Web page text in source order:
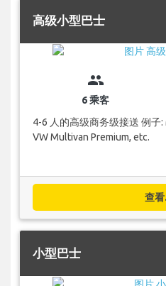
高级小型巴士
group
6 乘客
4-6 人的高级商务级接送 例子
VW Multivan Premium, etc.
查
小型巴士